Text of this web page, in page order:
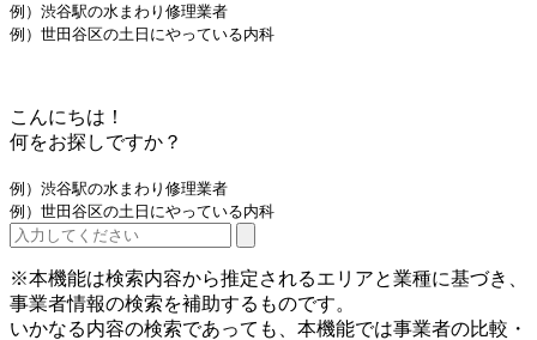
例）渋谷駅の水まわり修理業者
例）世田谷区の土日にやっている内科
こんにちは！
何をお探しですか？
例）渋谷駅の水まわり修理業者
例）世田谷区の土日にやっている内科
※本機能は検索内容から推定されるエリアと業種に基づき、
事業者情報の検索を補助するものです。
いかなる内容の検索であっても、本機能では事業者の比較・